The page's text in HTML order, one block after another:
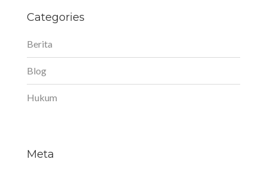
Categories
Berita
Blog
Hukum
Meta